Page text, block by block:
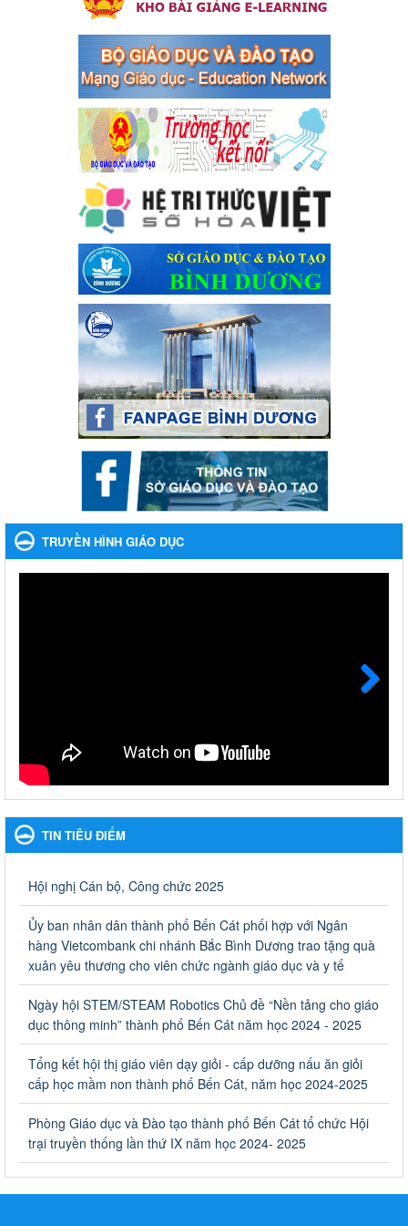
bàn thị xã Bến Cát
Kế hoạch Triển khai công tác tuyên truyền, đảm bảo trật tự, an
toàn giao thông năm 2024 tại các cơ sở giáo dục trên địa bàn thị
Ngày ban hành: 04/03/2024
Kế hoạch thực hiện Chỉ thị số 16/CT-TTg ngày 27/05/2023
của Thủ tướng Chính phủ về tăng cường phòng ngừa, đấu
tranh tội phạm, vi phạm pháp luật liên quan đến hoạt động
tổ chức đánh bạc và đánh bạc
Kế hoạch thực hiện Chỉ thị số 16/CT-TTg ngày 27/05/2023 của
Thủ tướng Chính phủ về tăng cường phòng ngừa, đấu tranh tội
phạm, vi phạm pháp luật liên quan đến hoạt động tổ chức đánh
bạc và đánh bạc
Ngày ban hành: 04/03/2024
Kế hoạch Tổ chức Hội trại truyền thống học sinh thị xã Bến
Cát Lần thứ VIII, năm học 2023-2024
Kế hoạch Tổ chức Hội trại truyền thống học sinh thị xã Bến Cát
Lần thứ VIII, năm học 2023-2024
Ngày ban hành: 28/12/2023
Phối hợp rà soát nhu cầu tiêm vắc xin phòng Covid 19
Phối hợp rà soát nhu cầu tiêm vắc xin phòng Covid 19
Ngày ban hành: 22/11/2023
Phát động, triển khai Cuộc thi " An toàn giao thông cho nụ
cười ngày mai" dành cho học sinh và giáo viên trung học
năm học 2023-2024
Phát động, triển khai Cuộc thi " An toàn giao thông cho nụ cười
Nhắc nhỡ thực hiện thanh toán không dùng tiền mặt các
khoản thu trong nhà trường năm học 2023-2024 và các năm
Ngày ban hành: 27/09/2023
Hưởng ứng cuộc thi Tìm hiểu Luật Phòng, chống ma túy
Hưởng ứng cuộc thi Tìm hiểu Luật Phòng, chống ma túy
Ngày ban hành: 06/09/2023
bổng, hỗ trợ của Chương trình "Tiếp sức đến trường" năm
học 2023-2024
Về việc thống kê, lập danh sách đề xuất học sinh nhận học bổng,
hỗ trợ của Chương trình "Tiếp sức đến trường" năm học 2023-
2024
Triển khai Kế hoạch Triển khai các hoạt động hưởng ứng
phong trào vệ sinh yêu nước nâng cao sức khỏe nhân dân
năm 2023
Triển khai Kế hoạch Triển khai các hoạt động hưởng ứng phong
trào vệ sinh yêu nước nâng cao sức khỏe nhân dân năm 2023
Ngày ban hành: 10/08/2023
Khẩn trương triển khai các biện pháp tăng cường công tác
TRUYỀN HÌNH GIÁO DỤC
TIN TIÊU ĐIỂM
Hội nghị Cán bộ, Công chức 2025
Ủy ban nhân dân thành phố Bến Cát phối hợp với Ngân
hàng Vietcombank chi nhánh Bắc Bình Dương trao tặng quà
xuân yêu thương cho viên chức ngành giáo dục và y tế
Ngày hội STEM/STEAM Robotics Chủ đề “Nền tảng cho giáo
dục thông minh” thành phố Bến Cát năm học 2024 - 2025
Tổng kết hội thị giáo viên dạy giỏi - cấp dưỡng nấu ăn giỏi
cấp học mầm non thành phố Bến Cát, năm học 2024-2025
Phòng Giáo dục và Đào tạo thành phố Bến Cát tổ chức Hội
trại truyền thống lần thứ IX năm học 2024- 2025